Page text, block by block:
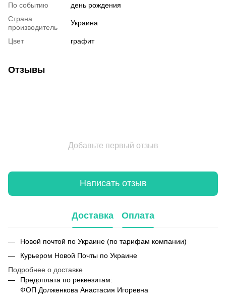
По событию
день рождения
Страна
производитель
Украина
Цвет графит
Отзывы
Добавьте первый отзыв
Написать отзыв
Доставка Оплата
Новой почтой по Украине (по тарифам компании)
Курьером Новой Почты по Украине
Подробнее о доставке
Предоплата по реквезитам:
ФОП Долженкова Анастасия Игоревна